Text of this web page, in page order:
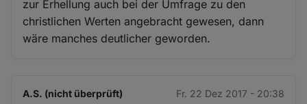
zur Erhellung auch bei der Umfrage zu den
christlichen Werten angebracht gewesen, dann
wäre manches deutlicher geworden.
A.S. (nicht überprüft) Fr. 22 Dez 2017 - 20:38